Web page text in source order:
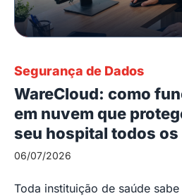
Segurança de Dados
WareCloud: como
em nuvem que
seu hospital todos os
06/07/2026
Toda instituição de saúde